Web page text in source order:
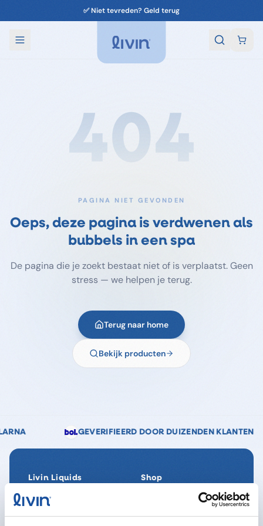
✅ Niet tevreden? Geld terug
404
PAGINA NIET GEVONDEN
Oeps, deze pagina is verdwenen als
bubbels in een spa
De pagina die je zoekt bestaat niet of is verplaatst. Geen
stress — we helpen je terug.
Terug naar home
Bekijk producten
DOOR DUIZENDEN KLANTEN 📞
Livin Liquids
Ons verhaal
Onze Impact
Shop
SpaReady